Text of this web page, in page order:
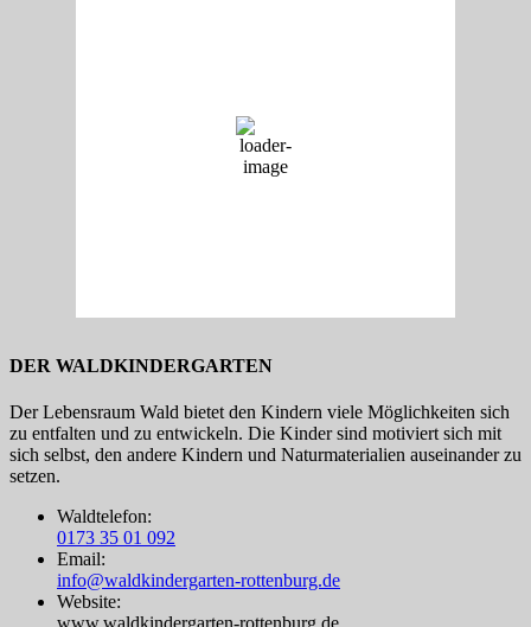
32 %
8 Km/h
Wind Gust: 10 Km/h
DER WALDKINDERGARTEN
Der Lebensraum Wald bietet den Kindern viele Möglichkeiten sich
zu entfalten und zu entwickeln. Die Kinder sind motiviert sich mit
sich selbst, den andere Kindern und Naturmaterialien auseinander zu
setzen.
Waldtelefon:
0173 35 01 092
Email:
info@waldkindergarten-rottenburg.de
Website:
www.waldkindergarten-rottenburg.de